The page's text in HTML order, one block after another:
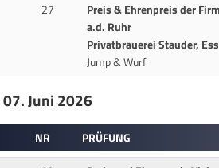
27
Preis & Ehrenpreis der
a.d. Ruhr
Privatbrauerei Stauder,
Jump & Wurf
Juni 2026
NR PRÜFUNG